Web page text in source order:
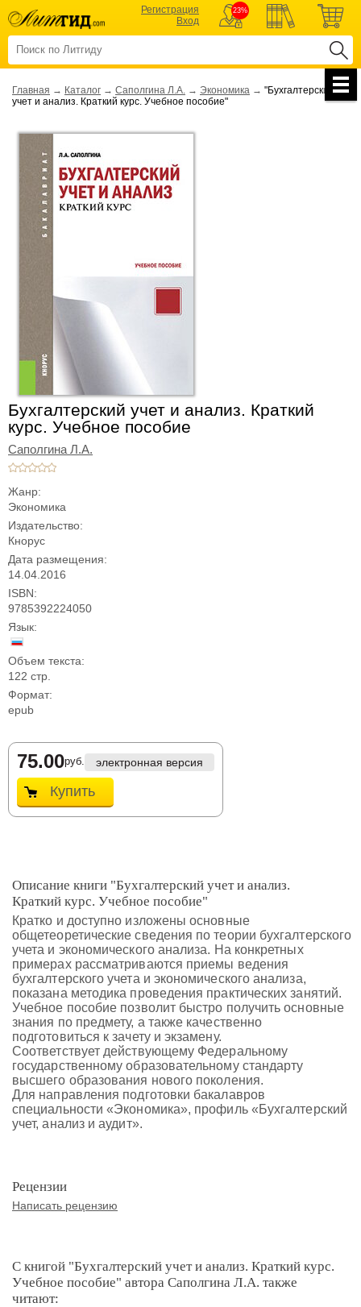
Регистрация
Вход
23%
Главная → Каталог → Саполгина Л.А. → Экономика → "Бухгалтерский
учет и анализ. Краткий курс. Учебное пособие"
Бухгалтерский учет и анализ. Краткий
курс. Учебное пособие
Саполгина Л.А.
Жанр:
Экономика
Издательство:
Кнорус
Дата размещения:
14.04.2016
ISBN:
9785392224050
Язык:
Объем текста:
122 стр.
Формат:
epub
75.00руб. электронная версия
Купить
Описание книги "Бухгалтерский учет и анализ.
Краткий курс. Учебное пособие"
Кратко и доступно изложены основные
общетеоретические сведения по теории бухгалтерского
учета и экономического анализа. На конкретных
примерах рассматриваются приемы ведения
бухгалтерского учета и экономического анализа,
показана методика проведения практических занятий.
Учебное пособие позволит быстро получить основные
знания по предмету, а также качественно
подготовиться к зачету и экзамену.
Соответствует действующему Федеральному
государственному образовательному стандарту
высшего образования нового поколения.
Для направления подготовки бакалавров
специальности «Экономика», профиль «Бухгалтерский
учет, анализ и аудит».
Рецензии
Написать рецензию
С книгой "Бухгалтерский учет и анализ. Краткий курс.
Учебное пособие" автора Саполгина Л.А. также
читают: